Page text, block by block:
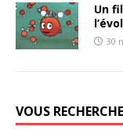
Un
30
VOUS